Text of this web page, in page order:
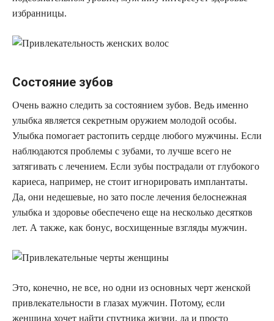
избранницы.
Состояние зубов
Очень важно следить за состоянием зубов. Ведь именно
улыбка является секретным оружием молодой особы.
Улыбка помогает растопить сердце любого мужчины. Если
наблюдаются проблемы с зубами, то лучше всего не
затягивать с лечением. Если зубы пострадали от глубокого
кариеса, например, не стоит игнорировать имплантаты.
Да, они недешевые, но зато после лечения белоснежная
улыбка и здоровье обеспечено еще на несколько десятков
лет. А также, как бонус, восхищенные взгляды мужчин.
Это, конечно, не все, но одни из основных черт женской
привлекательности в глазах мужчин. Потому, если
женщина хочет найти спутника жизни, да и просто